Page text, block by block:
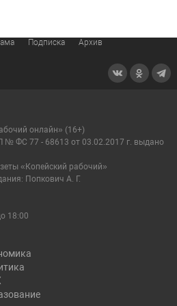
Подписка
Архив
онлайн» (16+)
№ ФС 77 - 68613 от 03.02.2017 г. выдано
«Копейский рабочий»
Попкович А. Г.
18:00